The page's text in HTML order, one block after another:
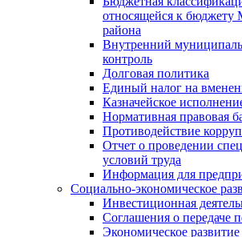
относящейся к бюджету
района
Внутренний
контроль
Долговая политика
Единый налог на
Казначейское
Нормативная правовая
Противодействие
Отчет о проведении
условий труда
Информация для
Социально-экономическое
Инвестиционная
Соглашения о передаче
Экономическое развитие